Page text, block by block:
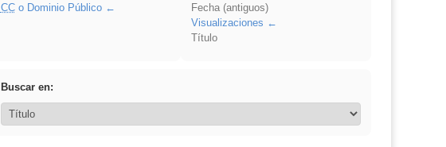
CCo Dominio Público
Fecha (antiguos)
Visualizaciones
Título
Buscar en: